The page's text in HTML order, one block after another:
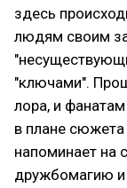
здесь
людям своим
"ключами".
лора, и
в плане
напоминает на
дружбомагию